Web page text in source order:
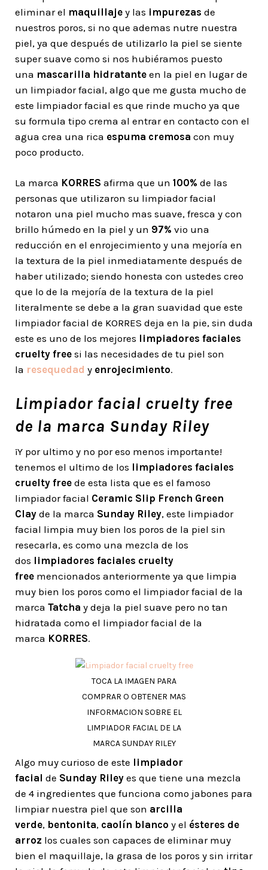
eliminar el maquillaje y las impurezas de
nuestros poros, si no que ademas nutre nuestra
piel, ya que después de utilizarlo la piel se siente
super suave como si nos hubiéramos puesto
una mascarilla hidratante en la piel en lugar de
un limpiador facial, algo que me gusta mucho de
este limpiador facial es que rinde mucho ya que
su formula tipo crema al entrar en contacto con el
agua crea una rica espuma cremosa con muy
poco producto.
La marca KORRES afirma que un 100% de las
personas que utilizaron su limpiador facial
notaron una piel mucho mas suave, fresca y con
brillo húmedo en la piel y un 97% vio una
reducción en el enrojecimiento y una mejoría en
la textura de la piel inmediatamente después de
haber utilizado; siendo honesta con ustedes creo
que lo de la mejoría de la textura de la piel
literalmente se debe a la gran suavidad que este
limpiador facial de KORRES deja en la pie, sin duda
este es uno de los mejores limpiadores faciales
cruelty free si las necesidades de tu piel son
la resequedad y enrojecimiento.
Limpiador facial cruelty free
de la marca Sunday Riley
¡Y por ultimo y no por eso menos importante!
tenemos el ultimo de los limpiadores faciales
cruelty free de esta lista que es el famoso
limpiador facial Ceramic Slip French Green
Clay de la marca Sunday Riley, este limpiador
facial limpia muy bien los poros de la piel sin
resecarla, es como una mezcla de los
dos limpiadores faciales cruelty
free mencionados anteriormente ya que limpia
muy bien los poros como el limpiador facial de la
marca Tatcha y deja la piel suave pero no tan
hidratada como el limpiador facial de la
marca KORRES.
TOCA LA IMAGEN PARA
COMPRAR O OBTENER MAS
INFORMACION SOBRE EL
LIMPIADOR FACIAL DE LA
MARCA SUNDAY RILEY
Algo muy curioso de este limpiador
facial de Sunday Riley es que tiene una mezcla
de 4 ingredientes que funciona como jabones para
limpiar nuestra piel que son arcilla
verde, bentonita, caolín blanco y el ésteres de
arroz los cuales son capaces de eliminar muy
bien el maquillaje, la grasa de los poros y sin irritar